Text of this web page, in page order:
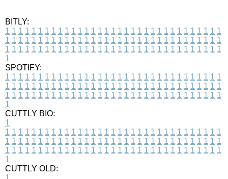
BITLY:
1 1 1 1 1 1 1 1 1 1 1 1 1 1 1 1 1 1 1 1 1 1 1 1 1 1 1 1 1 1 1 1 1
1 1 1 1 1 1 1 1 1 1 1 1 1 1 1 1 1 1 1 1 1 1 1 1 1 1 1 1 1 1 1 1 1
1 1 1 1 1 1 1 1 1 1 1 1 1 1 1 1 1 1 1 1 1 1 1 1 1 1 1 1 1 1 1 1 1
1
SPOTIFY:
1 1 1 1 1 1 1 1 1 1 1 1 1 1 1 1 1 1 1 1 1 1 1 1 1 1 1 1 1 1 1 1 1
1 1 1 1 1 1 1 1 1 1 1 1 1 1 1 1 1 1 1 1 1 1 1 1 1 1 1 1 1 1 1 1 1
1 1 1 1 1 1 1 1 1 1 1 1 1 1 1 1 1 1 1 1 1 1 1 1 1 1 1 1 1 1 1 1 1
1
CUTTLY BIO:
1
1 1 1 1 1 1 1 1 1 1 1 1 1 1 1 1 1 1 1 1 1 1 1 1 1 1 1 1 1 1 1 1 1
1 1 1 1 1 1 1 1 1 1 1 1 1 1 1 1 1 1 1 1 1 1 1 1 1 1 1 1 1 1 1 1 1
1 1 1 1 1 1 1 1 1 1 1 1 1 1 1 1 1 1 1 1 1 1 1 1 1 1 1 1 1 1 1 1 1
1
CUTTLY OLD: